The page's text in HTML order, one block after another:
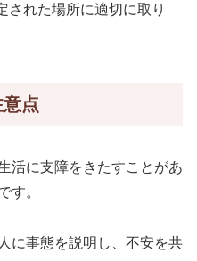
された場所に適切に取り
点
活に支障をきたすことがあ
す。
に事態を説明し、不安を共